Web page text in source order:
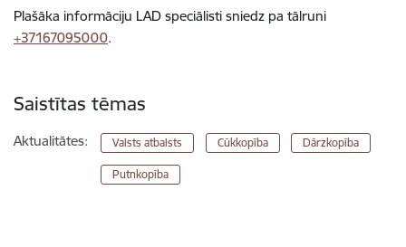
Plašāka informāciju LAD speciālisti sniedz pa tālruni
+37167095000.
Saistītas tēmas
Aktualitātes: Valsts atbalsts Cūkkopība Dārzkopība
Putnkopība